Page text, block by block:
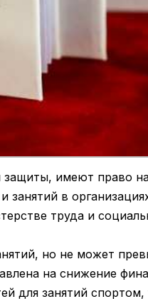
защиты, имеют право
в
труда и
но не может
на снижение
для занятий спортом,